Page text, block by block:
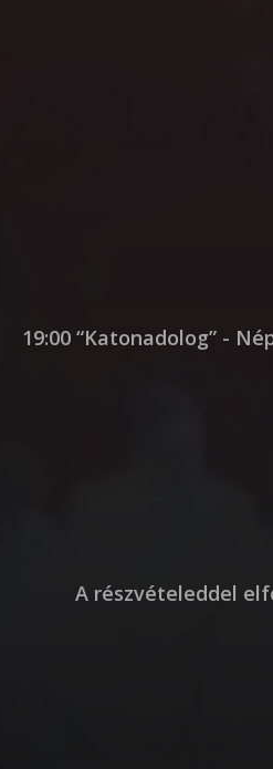
19:00 “Katonadolog” -
A részvételeddel